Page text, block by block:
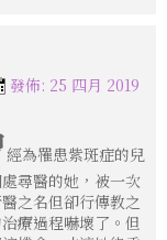
發佈: 25 四月 2019
經為罹患紫斑症的兒
尋醫的她，被一次
之名但卻行傳教之
療過程嚇壞了。但